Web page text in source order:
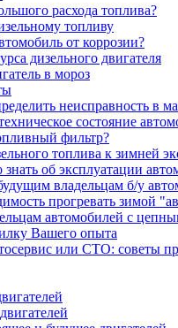
расхода топлива?
топливу
от коррозии?
дизельного двигателя
в мороз
неисправность в
состояние
фильтр?
топлива к зимней
об эксплуатации
владельцам б/у
прогревать зимой
автомобилей с
Вашего опыта
или СТО: советы